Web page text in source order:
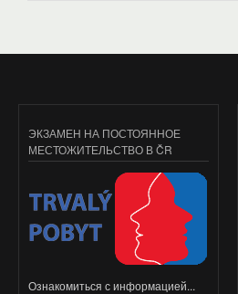
ЭКЗАМЕН НА ПОСТОЯННОЕ
МЕСТОЖИТЕЛЬСТВО В ČR
Ознакомиться с информацией...